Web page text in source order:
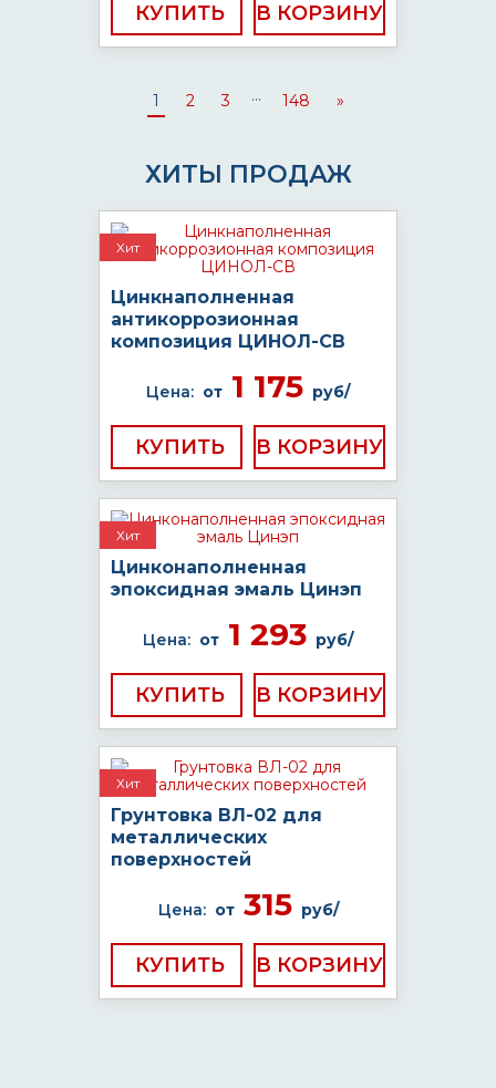
КУПИТЬ
1 2 3 ... 148 »
ХИТЫ ПРОДАЖ
Хит
Цинкнаполненная
антикоррозионная
композиция ЦИНОЛ-СВ
Цена: от 1 175 руб/
КУПИТЬ
Хит
Цинконаполненная
эпоксидная эмаль Цинэп
Цена: от 1 293 руб/
КУПИТЬ
Хит
Грунтовка ВЛ-02 для
металлических
поверхностей
Цена: от315 руб/
КУПИТЬ